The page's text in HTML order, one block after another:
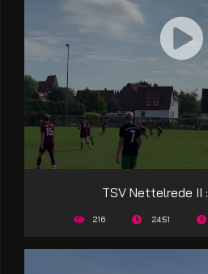
TSV Nettelrede II :
216 24:51